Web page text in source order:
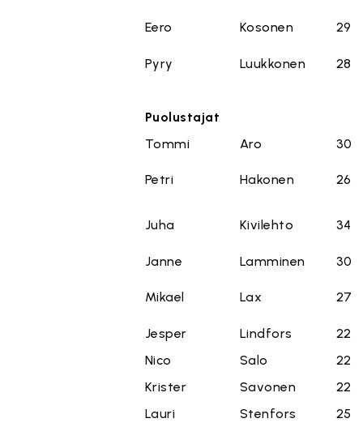
Eero Kosonen 29
Pyry Luukkonen 28
Puolustajat
Tommi
Aro 30
Petri Hakonen 26
Juha Kivilehto 34
Janne Lamminen 30
Mikael Lax 27
Jesper Lindfors
22
Nico
Salo
22
Krister
Savonen
22
Lauri
Stenfors 25